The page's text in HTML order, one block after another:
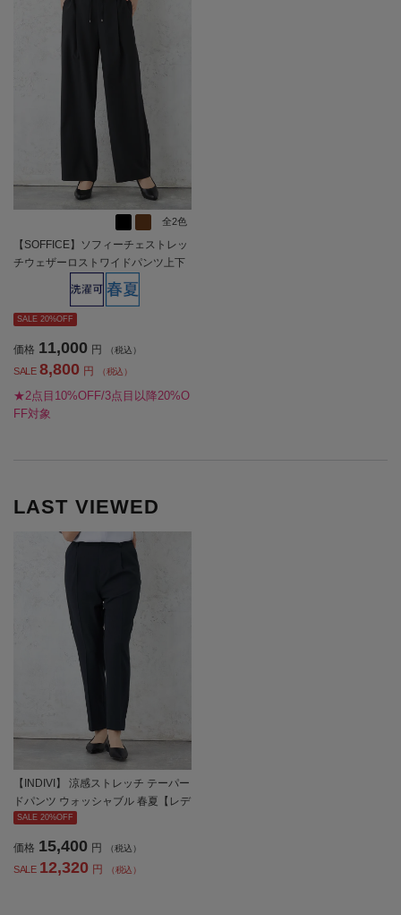
全2色
【SOFFICE】ソフィーチェストレッ
チウェザーロストワイドパンツ上下
ウォッシャブル春夏【レディース】
SALE 20%OFF
価格 11,000 円 （税込）
SALE 8,800 円 （税込）
★2点目10%OFF/3点目以降20%O
FF対象
LAST VIEWED
【INDIVI】 涼感ストレッチ テーパー
ドパンツ ウォッシャブル 春夏【レデ
ィース】
SALE 20%OFF
価格 15,400 円 （税込）
SALE 12,320 円 （税込）